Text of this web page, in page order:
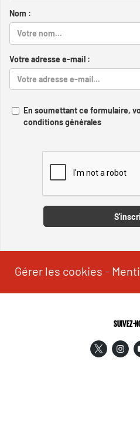
Nom :
Votre adresse e-mail :
En soumettant ce formulaire,
conditions générales
Gérer les cookies -
SUIVEZ-